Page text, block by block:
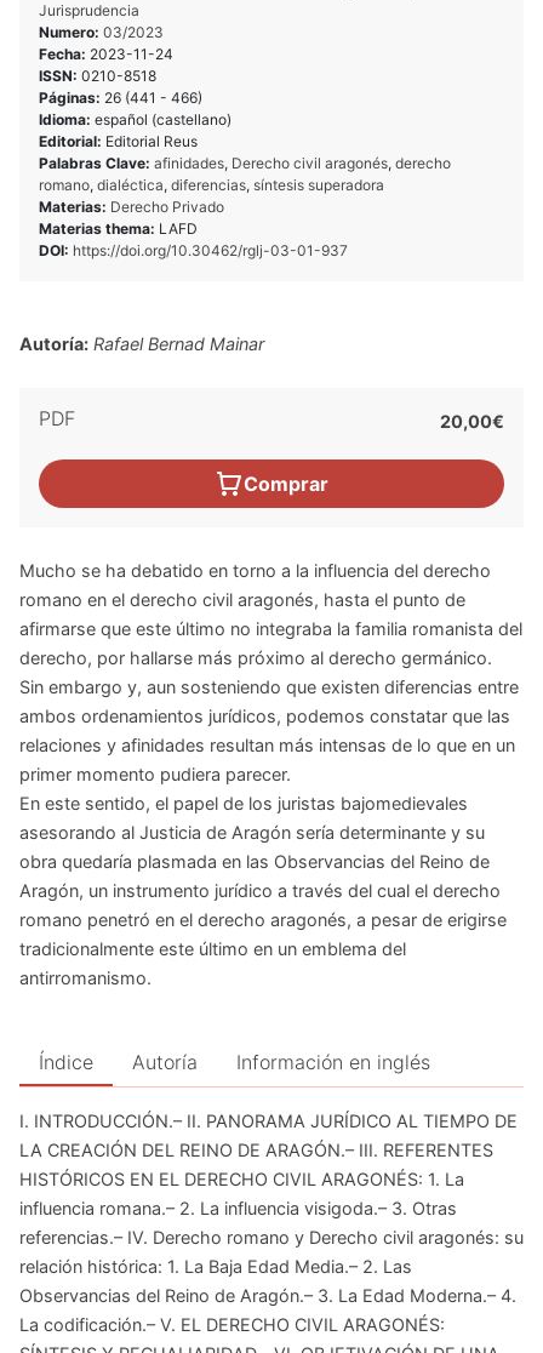
Jurisprudencia
Numero: 03/2023
Fecha: 2023-11-24
ISSN: 0210-8518
Páginas: 26 (441 - 466)
Idioma: español (castellano)
Editorial: Editorial Reus
Palabras Clave: afinidades, Derecho civil aragonés, derecho
romano, dialéctica, diferencias, síntesis superadora
Materias: Derecho Privado
Materias thema: LAFD
DOI: https://doi.org/10.30462/rglj-03-01-937
Autoría: Rafael Bernad Mainar
PDF 20,00€
Comprar
Mucho se ha debatido en torno a la influencia del derecho
romano en el derecho civil aragonés, hasta el punto de
afirmarse que este último no integraba la familia romanista del
derecho, por hallarse más próximo al derecho germánico.
Sin embargo y, aun sosteniendo que existen diferencias entre
ambos ordenamientos jurídicos, podemos constatar que las
relaciones y afinidades resultan más intensas de lo que en un
primer momento pudiera parecer.
En este sentido, el papel de los juristas bajomedievales
asesorando al Justicia de Aragón sería determinante y su
obra quedaría plasmada en las Observancias del Reino de
Aragón, un instrumento jurídico a través del cual el derecho
romano penetró en el derecho aragonés, a pesar de erigirse
tradicionalmente este último en un emblema del
antirromanismo.
Índice Autoría Información en inglés
I. INTRODUCCIÓN.– II. PANORAMA JURÍDICO AL TIEMPO DE
LA CREACIÓN DEL REINO DE ARAGÓN.– III. REFERENTES
HISTÓRICOS EN EL DERECHO CIVIL ARAGONÉS: 1. La
influencia romana.– 2. La influencia visigoda.– 3. Otras
referencias.– IV. Derecho romano y Derecho civil aragonés: su
relación histórica: 1. La Baja Edad Media.– 2. Las
Observancias del Reino de Aragón.– 3. La Edad Moderna.– 4.
La codificación.– V. EL DERECHO CIVIL ARAGONÉS: